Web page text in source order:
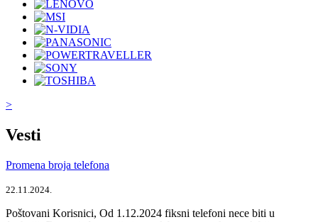
>
Vesti
Promena broja telefona
22.11.2024.
Poštovani Korisnici, Od 1.12.2024 fiksni telefoni nece biti u